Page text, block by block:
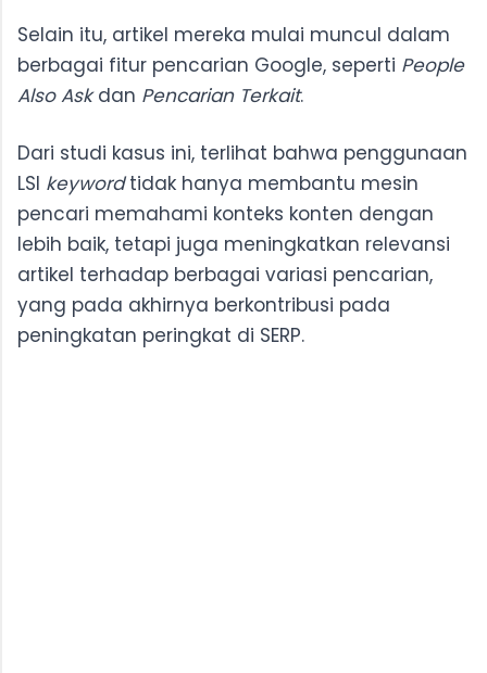
Selain itu, artikel mereka mulai muncul dalam
berbagai fitur pencarian Google, seperti People
Also Askdan Pencarian Terkait.
Dari studi kasus ini, terlihat bahwa penggunaan
LSI keywordtidak hanya membantu mesin
pencari memahami konteks konten dengan
lebih baik, tetapi juga meningkatkan relevansi
artikel terhadap berbagai variasi pencarian,
yang pada akhirnya berkontribusi pada
peningkatan peringkat di SERP.